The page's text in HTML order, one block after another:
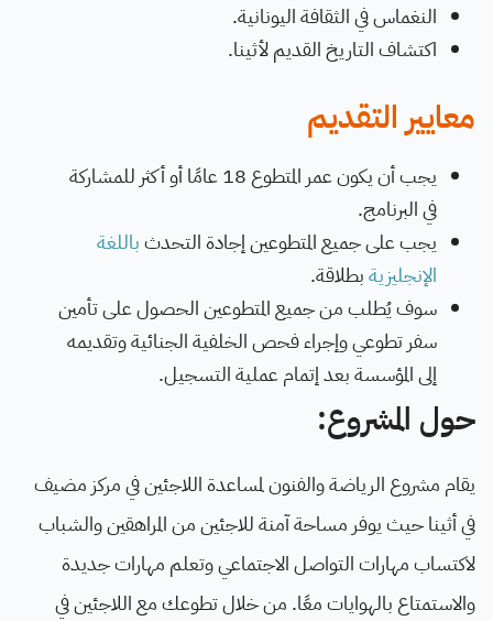
النغماس في الثقافة اليونانية.
اكتشاف التاريخ القديم لأثينا.
معايير التقديم
يجب أن يكون عمر المتطوع 18 عامًا أو أكثر للمشاركة
في البرنامج.
يجب على جميع المتطوعين إجادة التحدثباللغة
الإنجليزيةبطلاقة.
سوف يُطلب من جميع المتطوعين الحصول على تأمين
سفر تطوعي وإجراء فحص الخلفية الجنائية وتقديمه
إلى المؤسسة بعد إتمام عملية التسجيل.
حول المشروع:
يقام مشروع الرياضة والفنون لمساعدة اللاجئين في مركز مضيف
في أثينا حيث يوفر مساحة آمنة للاجئين من المراهقين والشباب
لاكتساب مهارات التواصل الاجتماعي وتعلم مهارات جديدة
والاستمتاع بالهوايات معًا. من خلال تطوعك مع اللاجئين في